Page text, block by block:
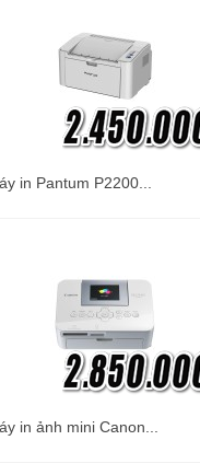
in Pantum P2200...
in ảnh mini Canon...